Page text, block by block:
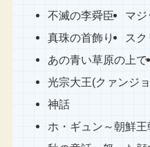
不滅の李舜臣 マ
真珠の首飾り
ス
あの青い草原の上
光宗大王(クァンジ
神話
ホ・ギュン～朝鮮